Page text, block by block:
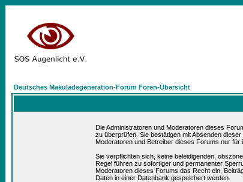
Deutsches Makuladegeneration-Forum Foren-Übersicht
Die Administratoren und Moderatoren dieses
zu überprüfen. Sie bestätigen mit Absenden
Moderatoren und Betreiber dieses Forums nur für
Sie verpflichten sich, keine beleidigenden,
Regel führen zu sofortiger und permanenter
Moderatoren dieses Forums das Recht ein,
Daten in einer Datenbank gespeichert werden.